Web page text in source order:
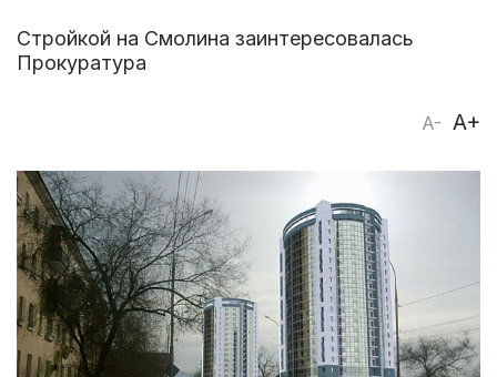
Стройкой на Смолина заинтересовалась
Прокуратура
A- A+